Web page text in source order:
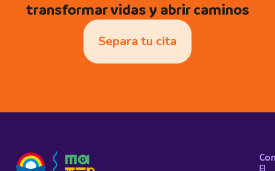
transformar vidas y abrir caminos
Separa tu cita
El